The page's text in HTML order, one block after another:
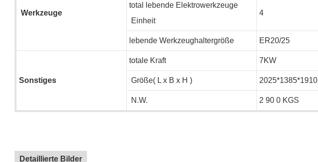
Werkzeuge
total lebende Elektrowerkzeuge
Einheit
4
lebende Werkzeughaltergröße ER20/25
Sonstiges
totale Kraft 7KW
Größe( L x B x H ) 2025*1385*1910
N.W. 2 90 0 KGS
Detaillierte Bilder